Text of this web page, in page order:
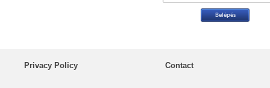
Privacy Policy Contact